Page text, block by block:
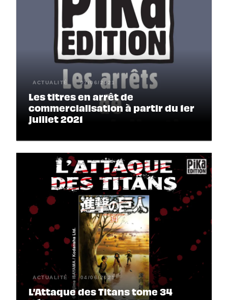
ACTUALITÉ 07/06/2021
Les titres en arrêt de
commercialisation à partir du 1er
juillet 2021
ACTUALITÉ 04/06/2021
L’Attaque des Titans tome 34